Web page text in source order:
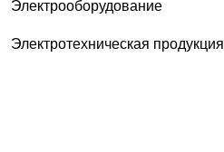
Электрооборудование
Электротехническая продукция